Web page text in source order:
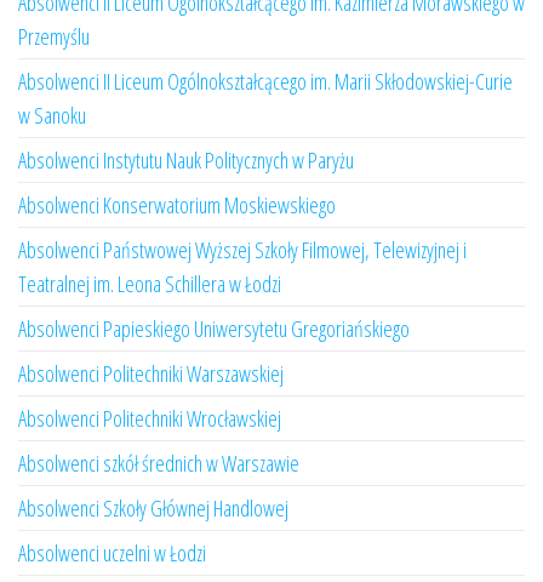
Przemyślu
Absolwenci II Liceum Ogólnokształcącego im. Marii Skłodowskiej-Curie
w Sanoku
Absolwenci Instytutu Nauk Politycznych w Paryżu
Absolwenci Konserwatorium Moskiewskiego
Absolwenci Państwowej Wyższej Szkoły Filmowej, Telewizyjnej i
Teatralnej im. Leona Schillera w Łodzi
Absolwenci Papieskiego Uniwersytetu Gregoriańskiego
Absolwenci Politechniki Warszawskiej
Absolwenci Politechniki Wrocławskiej
Absolwenci szkół średnich w Warszawie
Absolwenci Szkoły Głównej Handlowej
Absolwenci uczelni w Łodzi